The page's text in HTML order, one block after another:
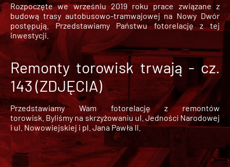
Rozpoczęte we wrześniu 2019 roku prace związane z
budową trasy autobusowo-tramwajowej na Nowy Dwór
postępują. Przedstawiamy Państwu fotorelację z tej
inwestycji.
Remonty torowisk trwają - cz.
143 (ZDJĘCIA)
Przedstawiamy Wam fotorelację z remontów
torowisk. Byliśmy na skrzyżowaniu ul. Jedności Narodowej
i ul. Nowowiejskiej i pl. Jana Pawła II.